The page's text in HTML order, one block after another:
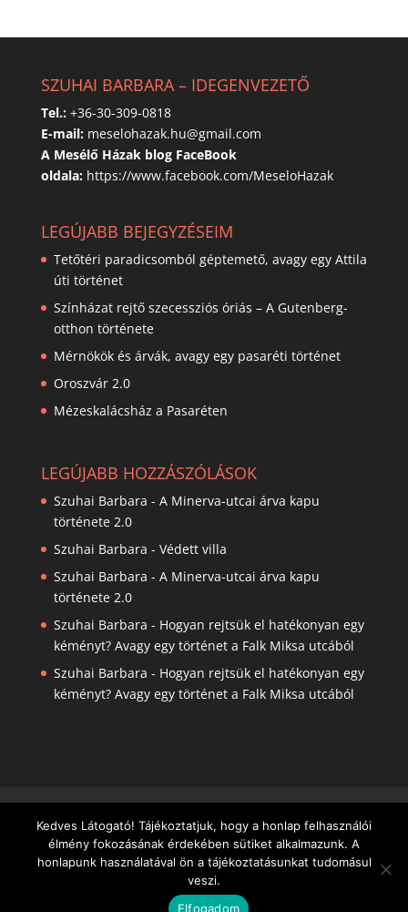
SZUHAI BARBARA – IDEGENVEZETŐ
Tel.: +36-30-309-0818
E-mail: meselohazak.hu@gmail.com
A Mesélő Házak blog FaceBook
oldala: https://www.facebook.com/MeseloHazak
LEGÚJABB BEJEGYZÉSEIM
Tetőtéri paradicsomból géptemető, avagy egy Attila
úti történet
Színházat rejtő szecessziós óriás – A Gutenberg-
otthon története
Mérnökök és árvák, avagy egy pasaréti történet
Oroszvár 2.0
Mézeskalácsház a Pasaréten
LEGÚJABB HOZZÁSZÓLÁSOK
Szuhai Barbara - A Minerva-utcai árva kapu
története 2.0
Szuhai Barbara - Védett villa
Szuhai Barbara - A Minerva-utcai árva kapu
története 2.0
Szuhai Barbara - Hogyan rejtsük el hatékonyan egy
kéményt? Avagy egy történet a Falk Miksa utcából
Szuhai Barbara - Hogyan rejtsük el hatékonyan egy
kéményt? Avagy egy történet a Falk Miksa utcából
ADATVÉDELMI TÁJÉKOZTATÓ
Kedves Látogató! Tájékoztatjuk, hogy a honlap felhasználói
élmény fokozásának érdekében sütiket alkalmazunk. A
honlapunk használatával ön a tájékoztatásunkat tudomásul
veszi.
Elfogadom